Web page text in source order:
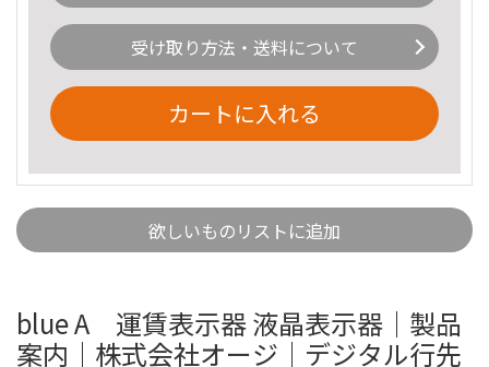
受け取り方法・送料について
カートに入れる
欲しいものリストに追加
blue A 運賃表示器 液晶表示器｜製品
案内｜株式会社オージ｜デジタル行先